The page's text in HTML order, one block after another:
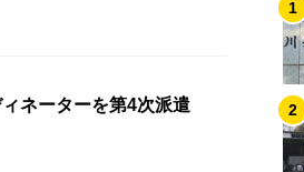
ネーターを第4次派遣
1
2